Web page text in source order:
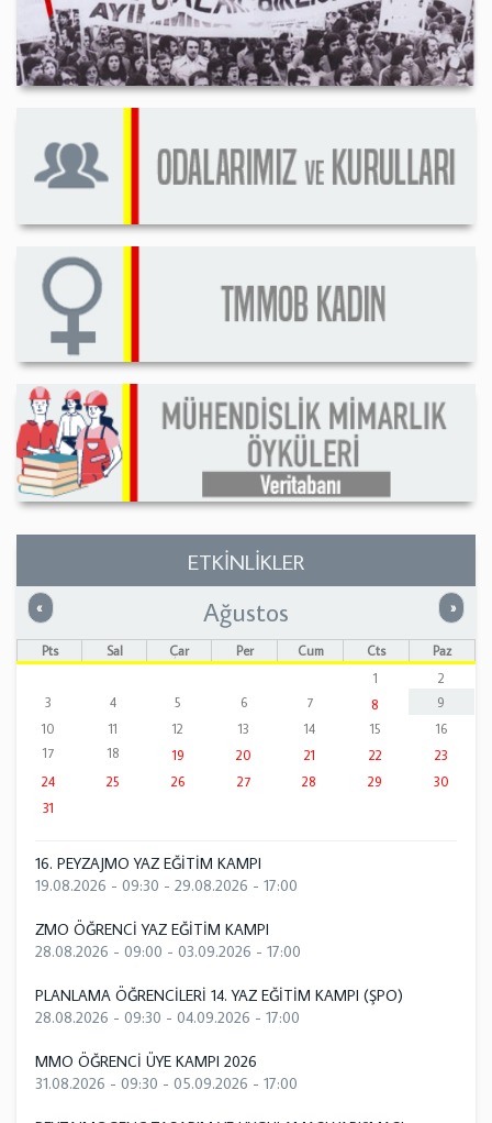
ETKİNLİKLER
« Önceki »
Ağustos
Pts Sal Çar Per Cum Cts
Paz
1
2
3
4 5 6 7 8
9
10
11 12 13 14 15
16
17
18 19 20 21 22
23
24
25 26 27 28 29
30
31
16. PEYZAJMO YAZ EĞİTİM KAMPI
19.08.2026 - 09:30 - 29.08.2026 - 17:00
ZMO ÖĞRENCİ YAZ EĞİTİM KAMPI
28.08.2026 - 09:00 - 03.09.2026 - 17:00
PLANLAMA ÖĞRENCİLERİ 14. YAZ EĞİTİM KAMPI (ŞPO)
28.08.2026 - 09:30 - 04.09.2026 - 17:00
MMO ÖĞRENCİ ÜYE KAMPI 2026
31.08.2026 - 09:30 - 05.09.2026 - 17:00